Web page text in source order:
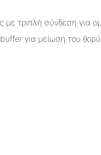
τριπλή σύνδεση για
για μείωση του